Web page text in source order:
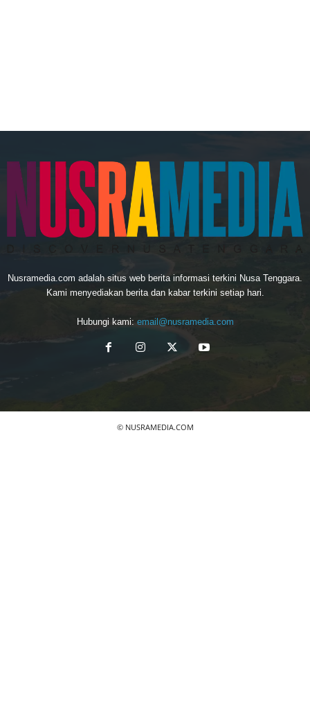
Nusramedia.com adalah situs web berita informasi terkini Nusa Tenggara.
Kami menyediakan berita dan kabar terkini setiap hari.
Hubungi kami: email@nusramedia.com
© NUSRAMEDIA.COM